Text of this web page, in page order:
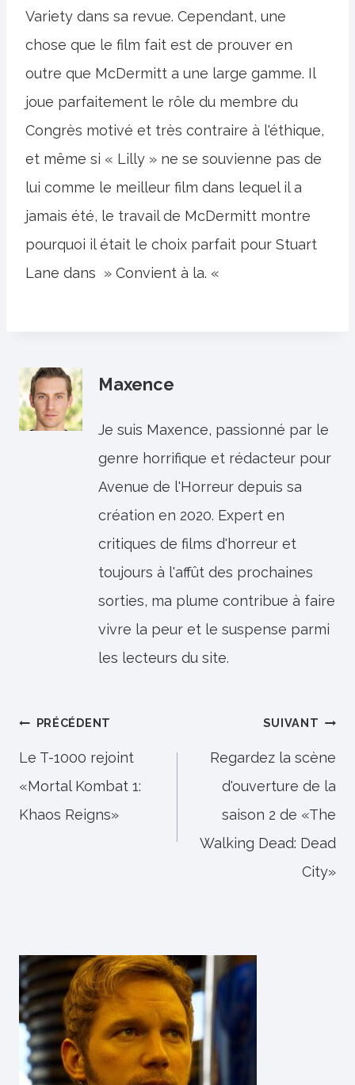
Variety dans sa revue. Cependant, une
chose que le film fait est de prouver en
outre que McDermitt a une large gamme. Il
joue parfaitement le rôle du membre du
Congrès motivé et très contraire à l'éthique,
et même si « Lilly » ne se souvienne pas de
lui comme le meilleur film dans lequel il a
jamais été, le travail de McDermitt montre
pourquoi il était le choix parfait pour Stuart
Lane dans » Convient à la. «
Maxence
Je suis Maxence, passionné par le
genre horrifique et rédacteur pour
Avenue de l'Horreur depuis sa
création en 2020. Expert en
critiques de films d'horreur et
toujours à l'affût des prochaines
sorties, ma plume contribue à faire
vivre la peur et le suspense parmi
les lecteurs du site.
Navigation
de
l’article
PRÉCÉDENT
Le T-1000 rejoint
«Mortal Kombat 1:
Khaos Reigns»
SUIVANT
Regardez la scène
d'ouverture de la
saison 2 de «The
Walking Dead: Dead
City»